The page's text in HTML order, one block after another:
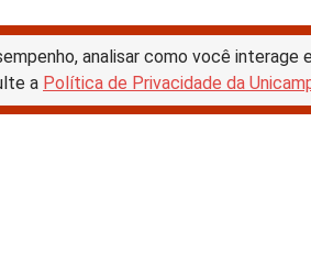
analisar como você
a Política de Privacidade da